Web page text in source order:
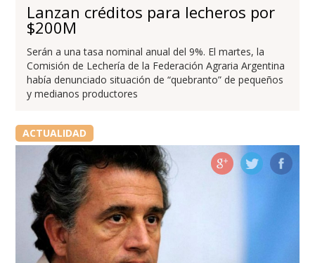
Lanzan créditos para lecheros por
$200M
Serán a una tasa nominal anual del 9%. El martes, la
Comisión de Lechería de la Federación Agraria Argentina
había denunciado situación de “quebranto” de pequeños
y medianos productores
ACTUALIDAD